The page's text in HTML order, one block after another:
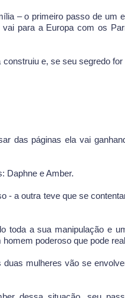
– o primeiro passo de um
para a Europa com os
e, se seu segredo
das páginas ela vai
Daphne e Amber.
- a outra teve que se
toda a sua manipulação e
poderoso que pode
mulheres vão se